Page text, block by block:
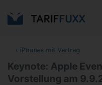
‹ iPhones mit Vertrag
Keynote: Apple
Vorstellung am